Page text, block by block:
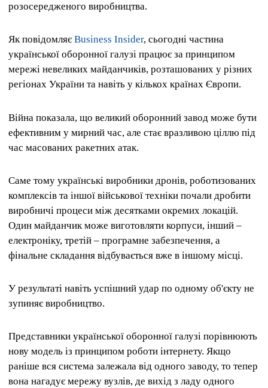
розосередженого виробництва.
Як повідомляє Business Insider, сьогодні частина
української оборонної галузі працює за принципом
мережі невеликих майданчиків, розташованих у різних
регіонах України та навіть у кількох країнах Європи.
Війна показала, що великий оборонний завод може бути
ефективним у мирний час, але стає вразливою ціллю під
час масованих ракетних атак.
Саме тому українські виробники дронів, роботизованих
комплексів та іншої військової техніки почали дробити
виробничі процеси між десятками окремих локацій.
Один майданчик може виготовляти корпуси, інший –
електроніку, третій – програмне забезпечення, а
фінальне складання відбувається вже в іншому місці.
У результаті навіть успішний удар по одному об'єкту не
зупиняє виробництво.
Представники української оборонної галузі порівнюють
нову модель із принципом роботи інтернету. Якщо
раніше вся система залежала від одного заводу, то тепер
вона нагадує мережу вузлів, де вихід з ладу одного